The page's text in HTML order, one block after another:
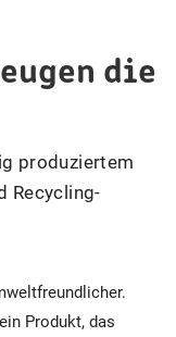
die
produziertem
Recycling-
Produkt, das